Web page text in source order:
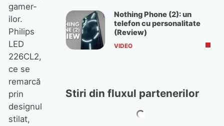
gamer-
ilor.
Philips
LED
226CL2,
ce se
remarcă
prin
designul
stilat,
Nothing Phone (2): un
telefon cu personalitate
(Review)
VIDEO
Stiri din fluxul partenerilor